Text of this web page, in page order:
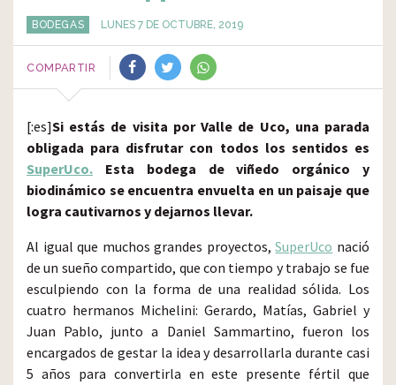
BODEGAS LUNES 7 DE OCTUBRE, 2019
COMPARTIR
[:es]Si estás de visita por Valle de Uco, una parada
obligada para disfrutar con todos los sentidos es
SuperUco. Esta bodega de viñedo orgánico y
biodinámico se encuentra envuelta en un paisaje que
logra cautivarnos y dejarnos llevar.
Al igual que muchos grandes proyectos,SuperUco nació
de un sueño compartido, que con tiempo y trabajo se fue
esculpiendo con la forma de una realidad sólida. Los
cuatro hermanos Michelini: Gerardo, Matías, Gabriel y
Juan Pablo, junto a Daniel Sammartino, fueron los
encargados de gestar la idea y desarrollarla durante casi
5 años para convertirla en este presente fértil que